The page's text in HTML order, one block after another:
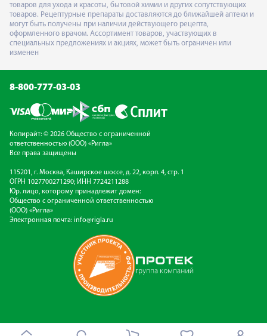
товаров для ухода и красоты, бытовой химии и других сопутствующих
товаров. Рецептурные препараты доставляются до ближайшей аптеки и
могут быть получены при наличии действующего рецепта,
оформленного врачом. Ассортимент товаров, участвующих в
специальных предложениях и акциях, может быть ограничен или
изменен
8-800-777-03-03
Копирайт: © 2026 Общество с ограниченной
ответственностью (ООО) «Ригла»
Все права защищены
115201, г. Москва, Каширское шоссе, д. 22, корп. 4, стр. 1
ОГРН 1027700271290; ИНН 7724211288
Юр. лицо, которому принадлежит домен:
Общество с ограниченной ответственностью
(ООО) «Ригла»
Электронная почта: info@rigla.ru